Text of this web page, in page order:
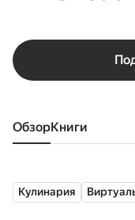
Обзор книги
Кулинария